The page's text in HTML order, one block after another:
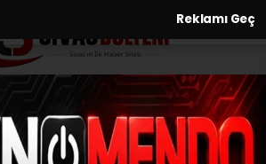
Reklamı Geç
Atatürk
Saldırıya Tutuklama